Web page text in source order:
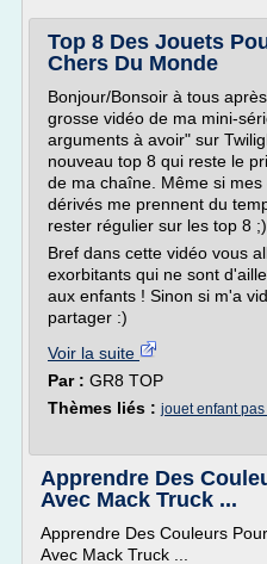
Top 8 Des Jouets
Chers Du Monde
Bonjour/Bonsoir à tous
grosse vidéo de ma mini-
arguments à avoir" sur
nouveau top 8 qui reste le
de ma chaîne. Même si mes
dérivés me prennent du
rester régulier sur les top 8 ;)
Bref dans cette vidéo vous
exorbitants qui ne sont
aux enfants ! Sinon si m'a
partager :)
Voir la suite
Par : GR8 TOP
Thèmes liés : jouet enfant
Apprendre Des
Avec Mack Truck ...
Apprendre Des Couleurs
Avec Mack Truck ...